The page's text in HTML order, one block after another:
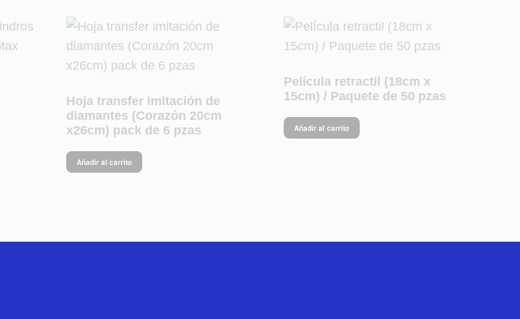
Hoja transfer imitación de
diamantes (Corazón 20cm
x26cm) pack de 6 pzas
Añadir al carrito
Película retractil (18cm x
15cm) / Paquete de 50 pzas
Añadir al carrito